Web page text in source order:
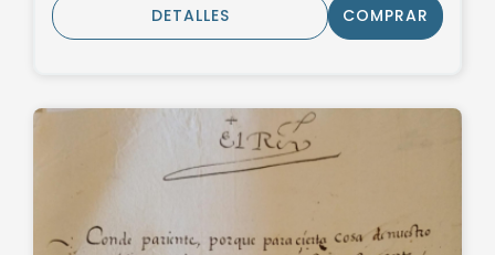
DETALLES COMPRAR